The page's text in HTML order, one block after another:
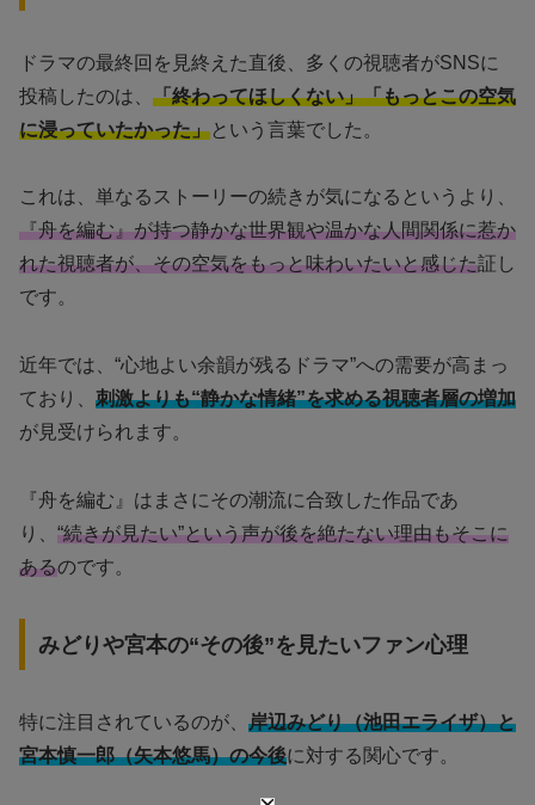
ドラマの最終回を見終えた直後、多くの視聴者がSNSに
投稿したのは、 「終わってほしくない」「もっとこの空気
に浸っていたかった」という言葉でした。
これは、単なるストーリーの続きが気になるというより、
『舟を編む』が持つ静かな世界観や温かな人間関係に惹か
れた視聴者が、その空気をもっと味わいたいと感じた証し
です。
近年では、“心地よい余韻が残るドラマ”への需要が高まっ
ており、 刺激よりも“静かな情緒”を求める視聴者層の増加
が見受けられます。
『舟を編む』はまさにその潮流に合致した作品であ
り、 “続きが見たい”という声が後を絶たない理由もそこに
あるのです。
みどりや宮本の“その後”を見たいファン心理
特に注目されているのが、 岸辺みどり（池田エライザ）と
宮本慎一郎（矢本悠馬）の今後に対する関心です。